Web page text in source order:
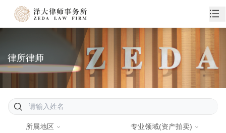
律所律师
所属地区 专业领域(资产拍卖)